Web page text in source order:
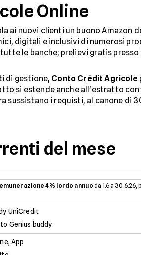
Online
ai nuovi clienti un buono Amazon
digitali e inclusivi di numerosi
le banche; prelievi gratis
di gestione, Conto Crédit Agricole
si estende anche all'estratto
sussistano i requisti, al canone di
del mese
4% lordo annuoda 1.6 a
UniCredit
Genius buddy
App